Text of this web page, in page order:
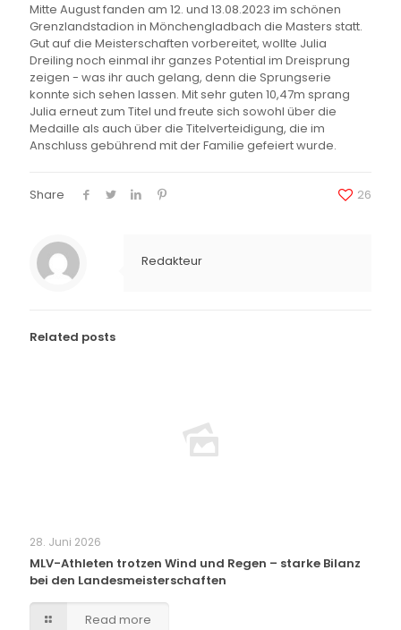
Mitte August fanden am 12. und 13.08.2023 im schönen
Grenzlandstadion in Mönchengladbach die Masters statt.
Gut auf die Meisterschaften vorbereitet, wollte Julia
Dreiling noch einmal ihr ganzes Potential im Dreisprung
zeigen - was ihr auch gelang, denn die Sprungserie
konnte sich sehen lassen. Mit sehr guten 10,47m sprang
Julia erneut zum Titel und freute sich sowohl über die
Medaille als auch über die Titelverteidigung, die im
Anschluss gebührend mit der Familie gefeiert wurde.
Share 26
Redakteur
Related posts
28. Juni 2026
MLV-Athleten trotzen Wind und Regen – starke Bilanz
bei den Landesmeisterschaften
Read more